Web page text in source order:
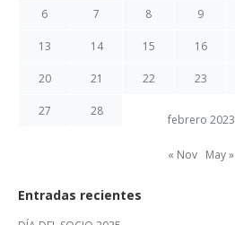
febrero 2023
6 7 8 9
13 14 15 16
20 21 22 23
27 28
« Nov May »
Entradas recientes